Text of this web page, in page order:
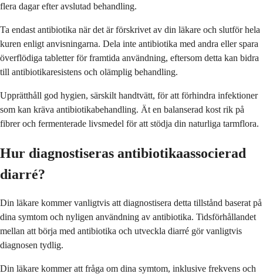
flera dagar efter avslutad behandling.
Ta endast antibiotika när det är förskrivet av din läkare och slutför hela
kuren enligt anvisningarna. Dela inte antibiotika med andra eller spara
överflödiga tabletter för framtida användning, eftersom detta kan bidra
till antibiotikaresistens och olämplig behandling.
Upprätthåll god hygien, särskilt handtvätt, för att förhindra infektioner
som kan kräva antibiotikabehandling. Ät en balanserad kost rik på
fibrer och fermenterade livsmedel för att stödja din naturliga tarmflora.
Hur diagnostiseras antibiotikaassocierad
diarré?
Din läkare kommer vanligtvis att diagnostisera detta tillstånd baserat på
dina symtom och nyligen användning av antibiotika. Tidsförhållandet
mellan att börja med antibiotika och utveckla diarré gör vanligtvis
diagnosen tydlig.
Din läkare kommer att fråga om dina symtom, inklusive frekvens och